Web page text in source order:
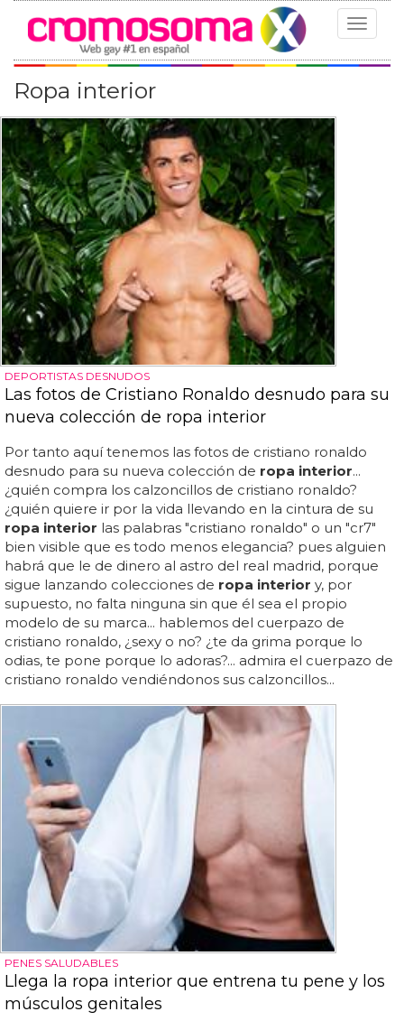
Toggle
Ropa interior
DEPORTISTAS DESNUDOS
Las fotos de Cristiano Ronaldo desnudo para su
nueva colección de ropa interior
Por tanto aquí tenemos las fotos de cristiano ronaldo
desnudo para su nueva colección de ropa interior...
¿quién compra los calzoncillos de cristiano ronaldo?
¿quién quiere ir por la vida llevando en la cintura de su
ropa interior las palabras "cristiano ronaldo" o un "cr7"
bien visible que es todo menos elegancia? pues alguien
habrá que le de dinero al astro del real madrid, porque
sigue lanzando colecciones de ropa interior y, por
supuesto, no falta ninguna sin que él sea el propio
modelo de su marca... hablemos del cuerpazo de
cristiano ronaldo, ¿sexy o no? ¿te da grima porque lo
odias, te pone porque lo adoras?... admira el cuerpazo de
cristiano ronaldo vendiéndonos sus calzoncillos...
PENES SALUDABLES
Llega la ropa interior que entrena tu pene y los
músculos genitales